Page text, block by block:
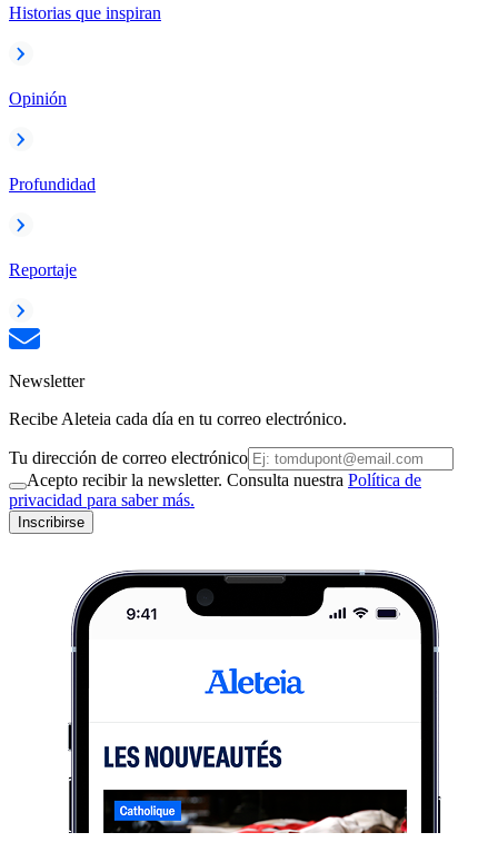
Historias que inspiran
Opinión
Profundidad
Reportaje
Newsletter
Recibe Aleteia cada día en tu correo electrónico.
Tu dirección de correo electrónico
Acepto recibir la newsletter. Consulta nuestra Política de
privacidad para saber más.
Inscribirse